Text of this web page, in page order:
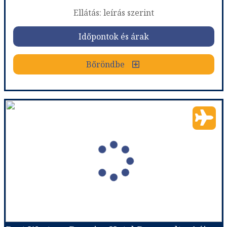
Időpontok és árak
Bőröndbe
Ellátás: leírás szerint
Időpontok és árak
Bőröndbe
Best Western Premier Hotel Roosevelt - 5 éjszakás
Franciaország
Város:Nice
Utazás módja: Repülővel
leírás szerint
Szálláskategória:Hotel ****
DOUBLE CLASSIC - Classic room 1 double bed